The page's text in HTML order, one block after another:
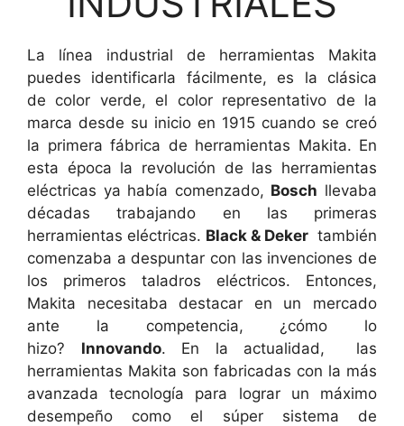
La línea industrial de herramientas Makita
puedes identificarla fácilmente, es la clásica
de color verde, el color representativo de la
marca desde su inicio en 1915 cuando se creó
la primera fábrica de herramientas Makita. En
esta época la revolución de las herramientas
eléctricas ya había comenzado, Bosch llevaba
décadas trabajando en las primeras
herramientas eléctricas. Black & Deker también
comenzaba a despuntar con las invenciones de
los primeros taladros eléctricos. Entonces,
Makita necesitaba destacar en un mercado
ante la competencia, ¿cómo lo
hizo? Innovando. En la actualidad, las
herramientas Makita son fabricadas con la más
avanzada tecnología para lograr un máximo
desempeño como el súper sistema de